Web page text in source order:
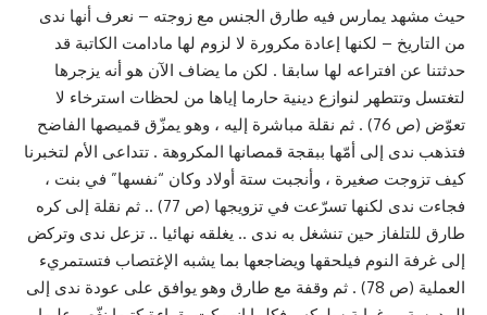
حيث مشهد يمارس فيه طارق الجنس مع زوجته – نعرف أنها ندى
من التاريخ – لكنها إعادة مكرورة لا لزوم لها مادامت الكاتبة قد
حدثتنا عن افتراعه لها سابقا . لكن ما يضاف الآن هو أنه يزجرها
لتغتسل وتتطهر لنوازع دينية حارما إياها من لحظات استرخاء لا
تعوّض (ص 76) . ثم نقلة مباشرة إليه ، وهو يمزّق قميصها الفاضح
فتذهب ندى إلى أمّها ببقجة قمصانها المكروهة . تتداعى الأم لتخبرنا
كيف تزوجت صغيرة ، وأنجبت ستة أولاد وكان “نفسها” في بنت ،
فجاءت ندى لكنها تسرّعت في تزويجها (ص 77) .. ثم نقلة إلى كره
طارق للتلفاز حين تنشغل به ندى .. يغلقه نهائيا .. تزعل ندى وتركض
إلى غرفة النوم فيلحقها ويضاجعها بما يشبه الإغتصاب فتستمريء
العملية (ص 78) . ثم وقفة مع طارق وهو يوافق على عودة ندى إلى